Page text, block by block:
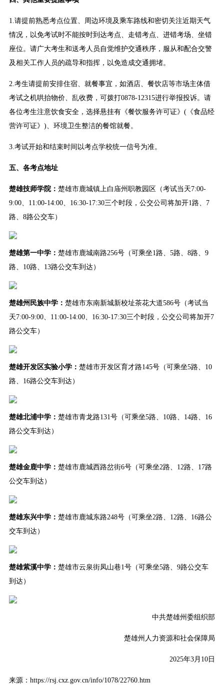
1.请提前熟悉考点位置、周边环境及乘车路线和密切关注近期天气
情况，以免考试时不能按时到达考点、走错考点、进错考场、坐错
座位。请广大考生和送考人员自觉维护交通秩序，服从和配合交警
及相关工作人员的疏导和指挥，以免造成交通拥堵。
2.考生请提前安排住宿、就餐事宜，如酒店、餐饮店等市场主体借
考试之机哄抬物价、乱收费，可拨打0878-12315进行举报投诉。请
各位考生注意饮食安全，选择悬挂有《餐饮服务许可证》(《食品经
营许可证》)、环境卫生整洁的餐馆就餐。
3.考试开始和结束时间以考点学校统一信号为准。
五、各考点地址
楚雄技师学院： 楚雄市鹿城镇上白庙州职教园区（考试当天7:00-
9:00、11:00-14:00、16:30-17:30三个时段，公交公司将加开1路、7
路、8路公交车）
楚雄第一中学： 楚雄市鹿城南路256号（可乘坐1路、5路、8路、9
路、10路、13路公交车到达）
楚雄州民族中学： 楚雄市东南新城新校址茶花大道586号（考试当
天7:00-9:00、11:00-14:00、16:30-17:30三个时段，公交公司将加开7
路公交车）
楚雄开发区实验小学： 楚雄市开发区育才路145号（可乘坐5路、10
路、16路公交车到达）
楚雄北浦中学： 楚雄市青龙路131号（可乘坐5路、10路、14路、16
路公交车到达）
楚雄金鹿中学： 楚雄市鹿城西路岔街6号（可乘坐2路、12路、17路
公交车到达）
楚雄东兴中学： 楚雄市鹿城东路248号（可乘坐2路、12路、16路公
交车到达）
楚雄紫溪中学： 楚雄市云泉街凤山巷1号（可乘坐5路、9路公交车
到达）
中共楚雄州委组织部
楚雄州人力资源和社会保障局
2025年3月10日
来源：https://rsj.cxz.gov.cn/info/1078/22760.htm